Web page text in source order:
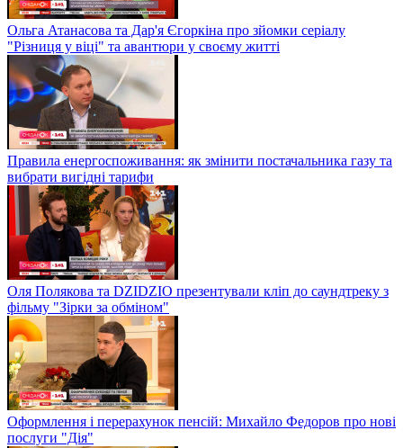
Ольга Атанасова та Дар'я Єгоркіна про зйомки серіалу
"Різниця у віці" та авантюри у своєму житті
Правила енергоспоживання: як змінити постачальника газу та
вибрати вигідні тарифи
Оля Полякова та DZIDZIO презентували кліп до саундтреку з
фільму "Зірки за обміном"
Оформлення і перерахунок пенсій: Михайло Федоров про нові
послуги "Дія"